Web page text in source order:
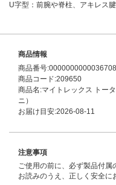
U字型：前腕や脊柱、アキレス
商品情報
商品番号:0000000000036708
商品コード:209650
商品名:マイトレックス トー
ニ）
お届け目安:2026-08-11
注意事項
ご使用の前に、必ず製品付属
お読みのうえ、正しく安全に